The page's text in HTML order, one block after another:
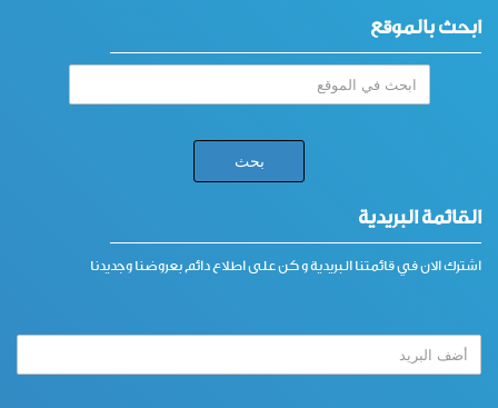
ابحث بالموقع
القائمة البريدية
اشترك الان في قائمتنا البريدية و كن على اطلاع دائم بعروضنا وجديدنا